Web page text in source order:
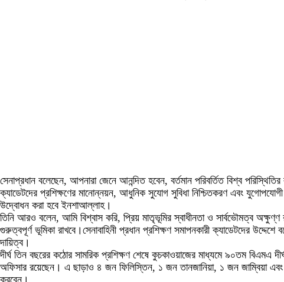
সেনাপ্রধান বলেছেন, আপনারা জেনে আনন্দিত হবেন, বর্তমান পরিবর্তিত বিশ্ব
ক্যাডেটদের প্রশিক্ষণের মানোন্নয়ন, আধুনিক সুযোগ সুবিধা নিশ্চিতকরণ এবং যুগোপযোগী
উদ্বোধন করা হবে ইনশাআল্লাহ।
তিনি আরও বলেন, আমি বিশ্বাস করি, প্রিয় মাতৃভূমির স্বাধীনতা ও সার্বভৌমত্ব অক্ষুণ্ণ
গুরুত্বপূর্ণ ভূমিকা রাখবে।সেনাবাহিনী প্রধান প্রশিক্ষণ সমাপনকারী ক্যাডেটদের
দায়িত্ব।
দীর্ঘ তিন বছরের কঠোর সামরিক প্রশিক্ষণ শেষে কুচকাওয়াজের মাধ্যমে ৯০তম বিএমএ
অফিসার রয়েছেন। এ ছাড়াও ৪ জন ফিলিস্তিন, ১ জন তানজানিয়া, ১ জন জাম্বিয়া এবং
করবেন।